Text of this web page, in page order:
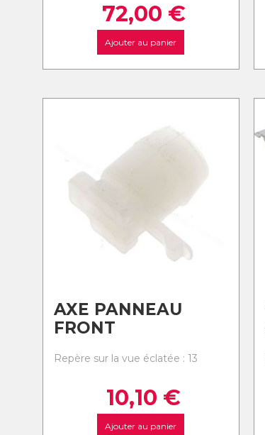
72,00 €
Ajouter au panier
AXE PANNEAU
FRONT
Repère sur la vue éclatée : 13
10,10 €
Ajouter au panier